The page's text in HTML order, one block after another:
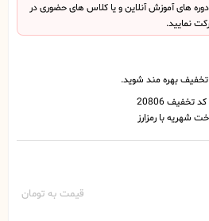
های آموزش آنلاین و یا کلاس های حضوری در
نمایید.
قیمت به تومان